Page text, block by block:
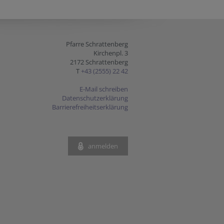
Pfarre Schrattenberg
Kirchenpl. 3
2172 Schrattenberg
T +43 (2555) 22 42
E-Mail schreiben
Datenschutzerklärung
Barrierefreiheitserklärung
anmelden